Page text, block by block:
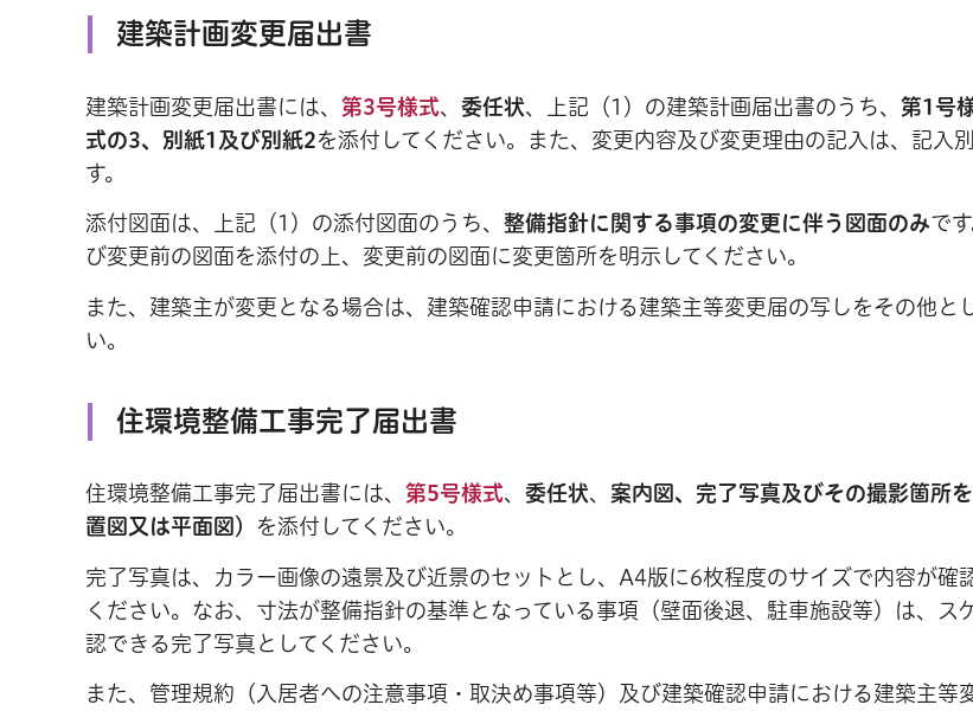
建築計画変更届出書
建築計画変更届出書には、 第3号様式、 委任状、上記（1）の建築計画届出書のうち、 第1号
式の3、別紙1及び別紙2を添付してください。また、変更内容及び変更理由の記入は、記入
す。
添付図面は、上記（1）の添付図面のうち、 整備指針に関する事項の変更に伴う図面のみで
び変更前の図面を添付の上、変更前の図面に変更箇所を明示してください。
また、建築主が変更となる場合は、建築確認申請における建築主等変更届の写しをその他と
い。
住環境整備工事完了届出書
住環境整備工事完了届出書には、 第5号様式、 委任状、 案内図、完了写真及びその撮影箇所
置図又は平面図）
を添付してください。
完了写真は、カラー画像の遠景及び近景のセットとし、A4版に6枚程度のサイズで内容が確
ください。なお、寸法が整備指針の基準となっている事項（壁面後退、駐車施設等）は、ス
認できる完了写真としてください。
また、管理規約（入居者への注意事項・取決め事項等）及び建築確認申請における建築主等